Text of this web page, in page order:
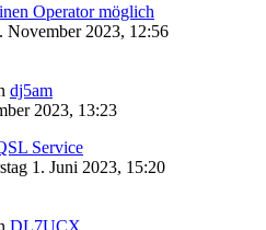
Operator möglich
November 2023, 12:56
dj5am
2023, 13:23
Service
1. Juni 2023, 15:20
DL7UCX